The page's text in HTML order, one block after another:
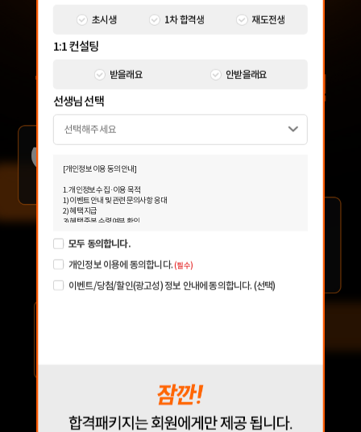
초시생 1차 합격생 재도전생
1:1 컨설팅
받을래요 안받을래요
선생님 선택
[개인정보 이용 동의 안내]
1. 개인정보 수집·이용 목적
1) 이벤트 안내 및 관련 문의사항 응대
2) 혜택 지급
3) 혜택 중복 수령 여부 확인
교육그룹의 새로운 서비스 신상품이나 이벤트, 최신 정보 안내 등 회원님의 취향에
(해커스교육그룹: 해커스 어학원, 해커스인강, 해커스프랩, 해커스톡, 해커스중국
해커스소방, 해커스공인중개사, 해커스주택관리사, 해커스편입 등)
모두 동의합니다.
개인정보 이용에 동의합니다.(필수)
이벤트/당첨/할인(광고성) 정보 안내에 동의합니다. (선택)